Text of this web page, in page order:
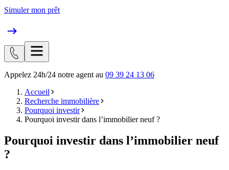
Simuler mon prêt
Appelez 24h/24 notre agent au 09 39 24 13 06
Accueil
Recherche immobilière
Pourquoi investir
Pourquoi investir dans l’immobilier neuf ?
Pourquoi investir dans l’immobilier neuf
?